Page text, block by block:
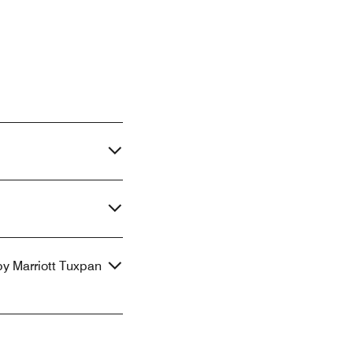
Marriott Tuxpan